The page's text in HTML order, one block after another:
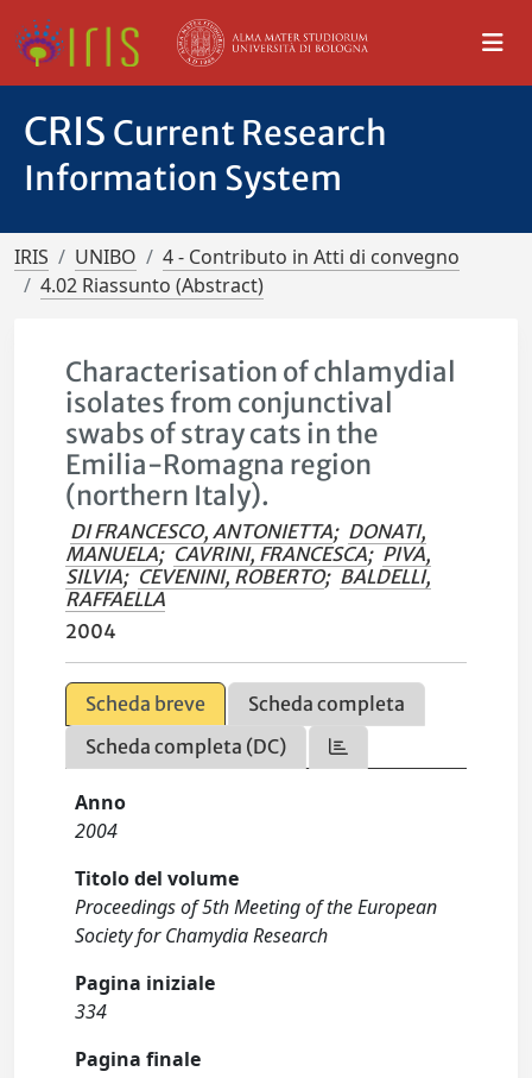
CRIS Current Research
Information System
IRIS UNIBO
4 - Contributo in Atti di convegno
4.02 Riassunto (Abstract)
Characterisation of chlamydial
isolates from conjunctival
swabs of stray cats in the
Emilia-Romagna region
(northern Italy).
DI FRANCESCO, ANTONIETTA; DONATI,
MANUELA; CAVRINI, FRANCESCA; PIVA,
SILVIA; CEVENINI, ROBERTO; BALDELLI,
RAFFAELLA
2004
Scheda breve
Scheda completa
Scheda completa (DC)
Anno
2004
Titolo del volume
Proceedings of 5th Meeting of the European
Society for Chamydia Research
Pagina iniziale
334
Pagina finale